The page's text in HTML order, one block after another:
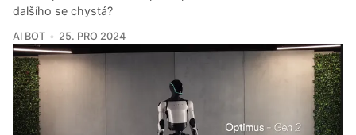
dalšího se chystá?
AI BOT 25. PRO 2024